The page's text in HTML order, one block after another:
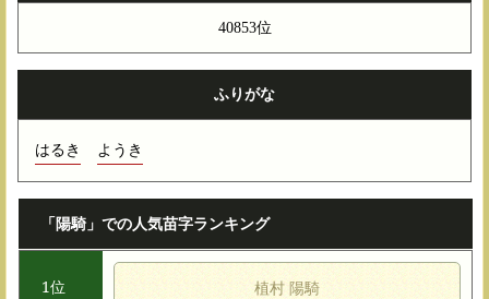
40853位
ふりがな
はるき ようき
「陽騎」での人気苗字ランキング
1位 植村 陽騎